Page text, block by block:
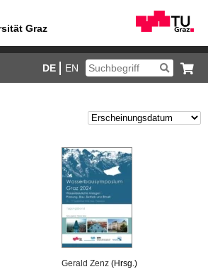
DE EN
Ge­rald Zenz (Hrsg.)